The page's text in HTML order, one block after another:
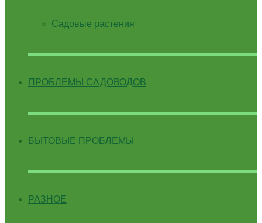
Садовые растения
ПРОБЛЕМЫ САДОВОДОВ
БЫТОВЫЕ ПРОБЛЕМЫ
РАЗНОЕ